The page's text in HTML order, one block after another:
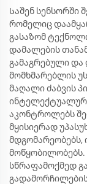
Საშენ სენსორში
რომელიც
გასაზომ
დამალების
გამაგრებული და
მომხმარებლის
მაღალი ძაბვის
აკონტროლებს
მყისიერად
მდგომარეობებს,
მოწყობილობებს.
სწრაფამოქმედ